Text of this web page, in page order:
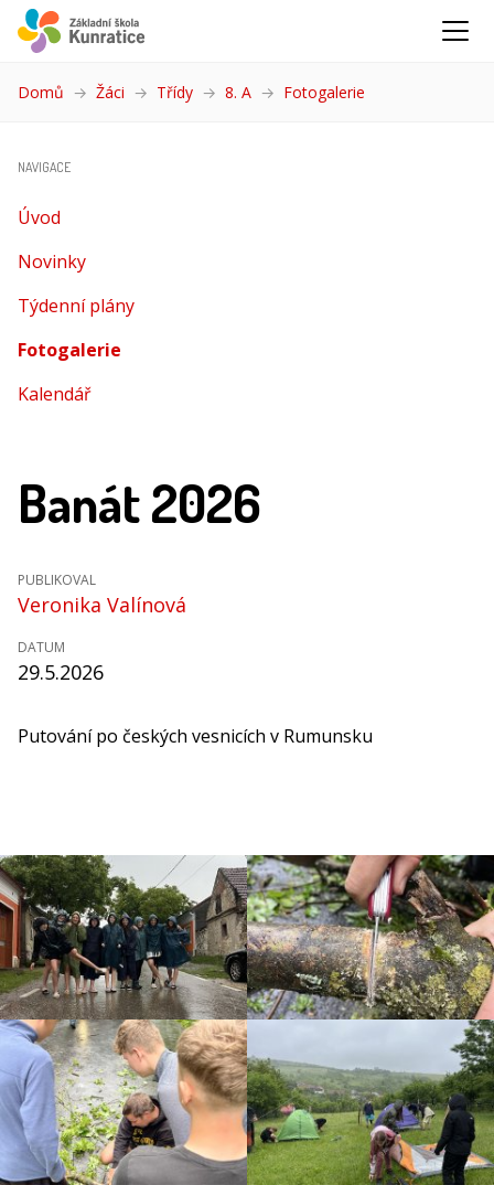
Domů Žáci Třídy 8. A Fotogalerie
NAVIGACE
Úvod
Novinky
Týdenní plány
Fotogalerie
Kalendář
Banát 2026
PUBLIKOVAL
Veronika Valínová
DATUM
29.5.2026
Putování po českých vesnicích v Rumunsku